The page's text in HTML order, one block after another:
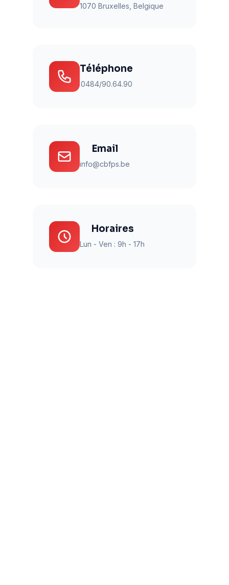
1070 Bruxelles, Belgique
Téléphone
0484/90.64.90
Email
info@cbfps.be
Horaires
Lun - Ven : 9h - 17h